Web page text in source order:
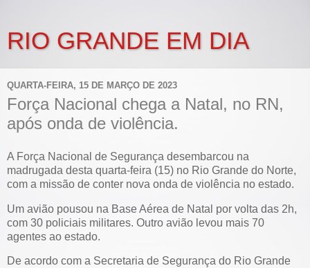
RIO GRANDE EM DIA
QUARTA-FEIRA, 15 DE MARÇO DE 2023
Força Nacional chega a Natal, no RN,
após onda de violência.
A Força Nacional de Segurança desembarcou na
madrugada desta quarta-feira (15) no Rio Grande do Norte,
com a missão de conter nova onda de violência no estado.
Um avião pousou na Base Aérea de Natal por volta das 2h,
com 30 policiais militares. Outro avião levou mais 70
agentes ao estado.
De acordo com a Secretaria de Segurança do Rio Grande